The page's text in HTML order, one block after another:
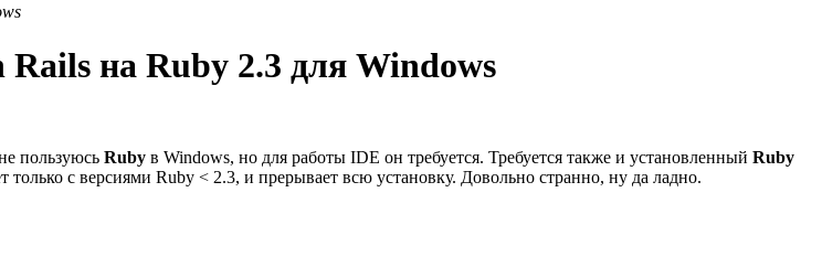
на Ruby 2.3 для Windows
пользуюсь Ruby в Windows, но для работы IDE он требуется. Требуется также и установленный Ruby
только с версиями Ruby < 2.3, и прерывает всю установку. Довольно странно, ну да ладно.